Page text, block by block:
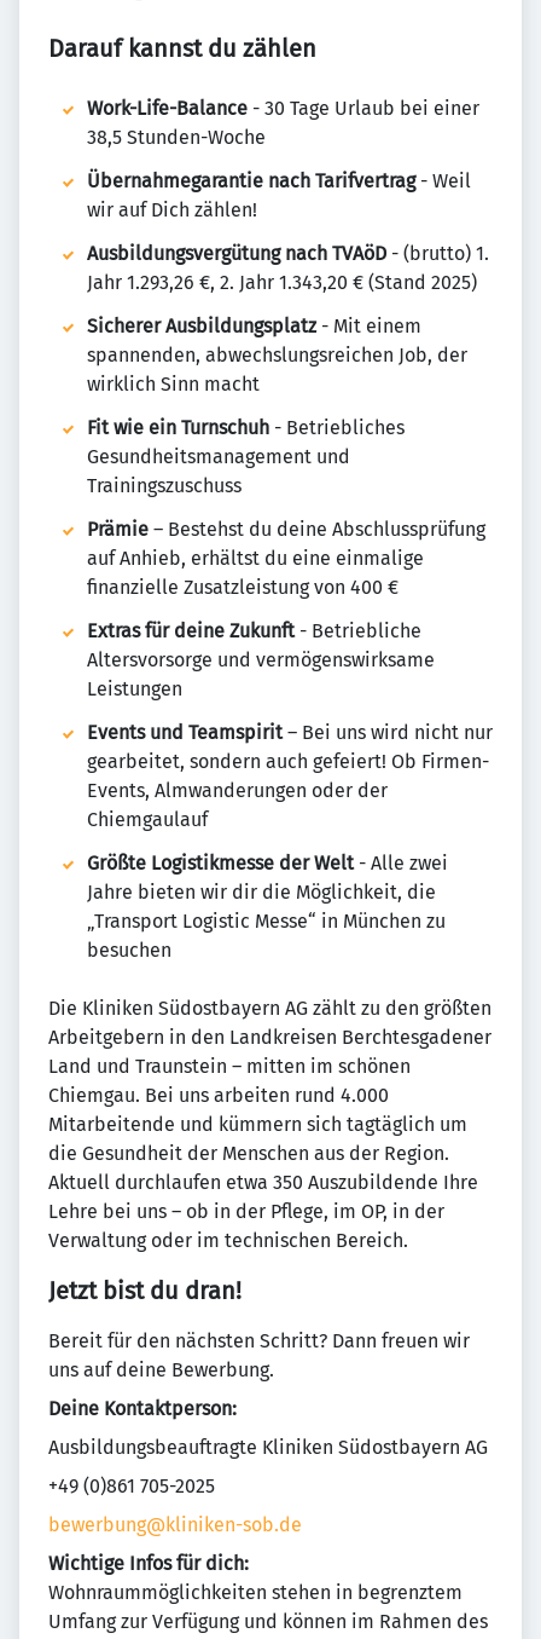
Darauf kannst du zählen
Work-Life-Balance - 30 Tage Urlaub bei einer
38,5 Stunden-Woche
Übernahmegarantie nach Tarifvertrag- Weil
wir auf Dich zählen!
Ausbildungsvergütung nach TVAöD - (brutto) 1.
Jahr 1.293,26 €, 2. Jahr 1.343,20 € (Stand 2025)
Sicherer Ausbildungsplatz- Mit einem
spannenden, abwechslungsreichen Job, der
wirklich Sinn macht
Fit wie ein Turnschuh - Betriebliches
Gesundheitsmanagement und
Trainingszuschuss
Prämie – Bestehst du deine Abschlussprüfung
auf Anhieb, erhältst du eine einmalige
finanzielle Zusatzleistung von 400 €
Extras für deine Zukunft - Betriebliche
Altersvorsorge und vermögenswirksame
Leistungen
Events und Teamspirit– Bei uns wird nicht nur
gearbeitet, sondern auch gefeiert! Ob Firmen-
Events, Almwanderungen oder der
Chiemgaulauf
Größte Logistikmesse der Welt- Alle zwei
Jahre bieten wir dir die Möglichkeit, die
„Transport Logistic Messe“ in München zu
besuchen
Die Kliniken Südostbayern AG zählt zu den größten
Arbeitgebern in den Landkreisen Berchtesgadener
Land und Traunstein – mitten im schönen
Chiemgau. Bei uns arbeiten rund 4.000
Mitarbeitende und kümmern sich tagtäglich um
die Gesundheit der Menschen aus der Region.
Aktuell durchlaufen etwa 350 Auszubildende Ihre
Lehre bei uns – ob in der Pflege, im OP, in der
Verwaltung oder im technischen Bereich.
Jetzt bist du dran!
Bereit für den nächsten Schritt? Dann freuen wir
uns auf deine Bewerbung.
Deine Kontaktperson:
Ausbildungsbeauftragte Kliniken Südostbayern AG
+49 (0)861 705-2025
bewerbung@kliniken-sob.de
Wichtige Infos für dich:
Wohnraummöglichkeiten stehen in begrenztem
Umfang zur Verfügung und können im Rahmen des